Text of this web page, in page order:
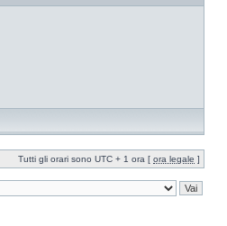
Tutti gli orari sono UTC + 1 ora [ ora legale ]